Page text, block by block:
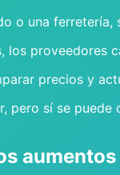
o una
los proveedores
precios y
pero sí se